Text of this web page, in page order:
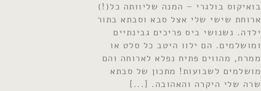
בואיקוס בולגרי – המנה שליוותה כל(!)
ארוחת שישי שלי אצל סבא וסבתא בתור
ילדה. נשנושי ביס פריכים גבינתיים
ומושלמים. הם ילוו היטב כל סלט או
ממרח, מהווים פתיח נפלא לארוחה והם
מושלמים לשבועות! מתכון של סבתא
שרה שלי היקרה והאהובה.